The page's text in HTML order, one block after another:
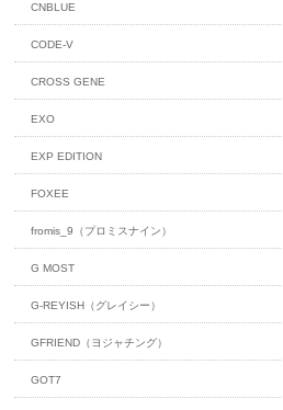
CNBLUE
CODE-V
CROSS GENE
EXO
EXP EDITION
FOXEE
fromis_9（プロミスナイン）
G MOST
G-REYISH（グレイシー）
GFRIEND（ヨジャチング）
GOT7